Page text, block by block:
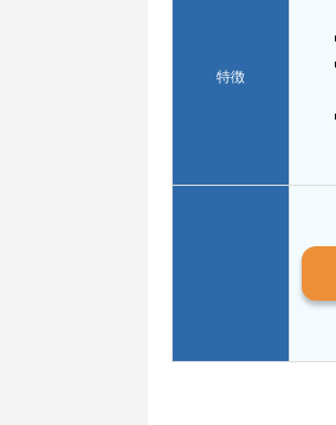
特徴